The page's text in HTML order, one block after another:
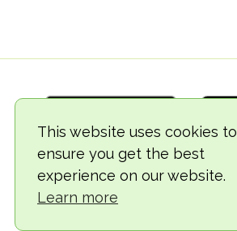
This website uses cookies to
ensure you get the best
experience on our website.
Learn more
© 2018-2026 TheVegCat